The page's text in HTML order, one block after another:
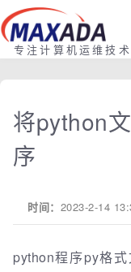
专注计算机运维技
将python
序
时间： 2023-2-14
python程序py格